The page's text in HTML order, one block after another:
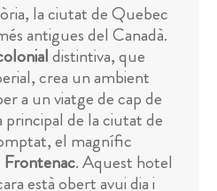
la ciutat de Quebec
antigues del Canadà.
distintiva, que
crea un ambient
a un viatge de cap de
principal de la ciutat de
el magnífic
. Aquest hotel
està obert avui dia i